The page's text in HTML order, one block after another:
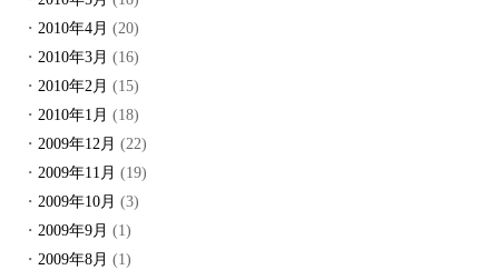
2010年4月 (20)
2010年3月 (16)
2010年2月 (15)
2010年1月 (18)
2009年12月 (22)
2009年11月 (19)
2009年10月 (3)
2009年9月 (1)
2009年8月 (1)